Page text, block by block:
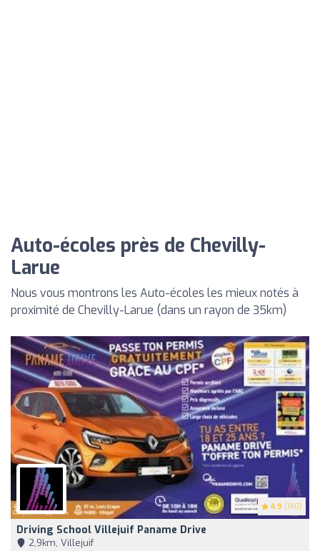
Auto-écoles près de Chevilly-
Larue
Nous vous montrons les Auto-écoles les mieux notés à
proximité de Chevilly-Larue (dans un rayon de 35km)
4.9 (140)
Driving School Villejuif Paname Drive
2,9km, Villejuif